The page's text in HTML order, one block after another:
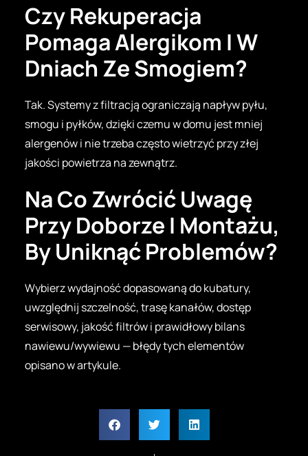
Czy Rekuperacja
Pomaga Alergikom I W
Dniach Ze Smogiem?
Tak. Systemy z filtracją ograniczają napływ pyłu,
smogu i pyłków, dzięki czemu w domu jest mniej
alergenów i nie trzeba często wietrzyć przy złej
jakości powietrza na zewnątrz.
Na Co Zwrócić Uwagę
Przy Doborze I Montażu,
By Uniknąć Problemów?
Wybierz wydajność dopasowaną do kubatury,
uwzględnij szczelność, trasę kanałów, dostęp
serwisowy, jakość filtrów i prawidłowy bilans
nawiewu/wywiewu — błędy tych elementów
opisano w artykule.